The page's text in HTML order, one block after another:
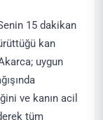
Senin 15 dakikan
kan
uygun
ve kanın acil
tüm